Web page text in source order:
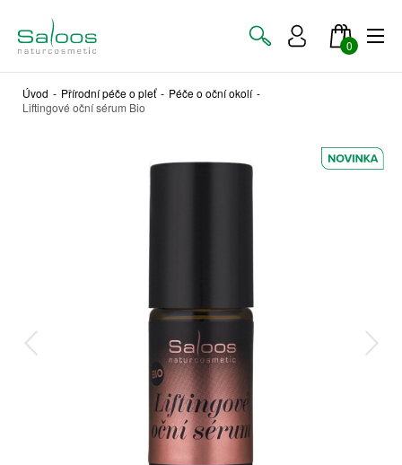
0
Úvod - Přírodní péče o pleť - Péče o oční okolí -
Liftingové oční sérum Bio